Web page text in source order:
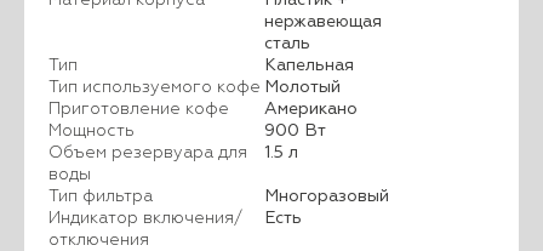
нержавеющая
сталь
Тип
Капельная
Тип используемого кофе Молотый
Приготовление кофе
Американо
Мощность
900 Вт
Объем резервуара для
воды
1.5 л
Тип фильтра
Многоразовый
Индикатор включения/
отключения
Есть